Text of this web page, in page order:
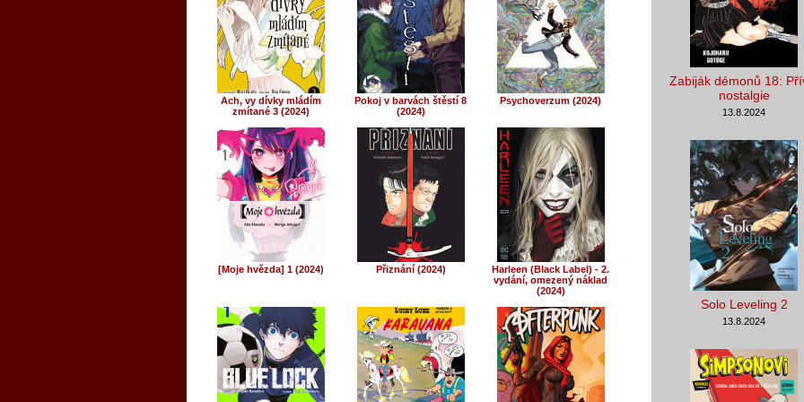
Ach, vy dívky mládím
zmítané 3 (2024)
Pokoj v barvách štěstí 8
(2024)
Psychoverzum (2024)
[Moje hvězda] 1 (2024) Přiznání (2024)
Harleen (Black Label) - 2.
vydání, omezený náklad
(2024)
Zabiják démonů 18:
nostalgie
13.8.2024
Solo Leveling 2
13.8.2024